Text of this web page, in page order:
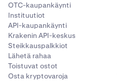
OTC-kaupankäynti
Instituutiot
API-kaupankäynti
Krakenin API-keskus
Steikkauspalkkiot
Lähetä rahaa
Toistuvat ostot
Osta kryptovaroja